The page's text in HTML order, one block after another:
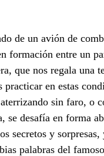
de un avión de
formación entre un
que nos regala una
practicar en estas
sin faro, o
se desafía en forma
secretos y
palabras del